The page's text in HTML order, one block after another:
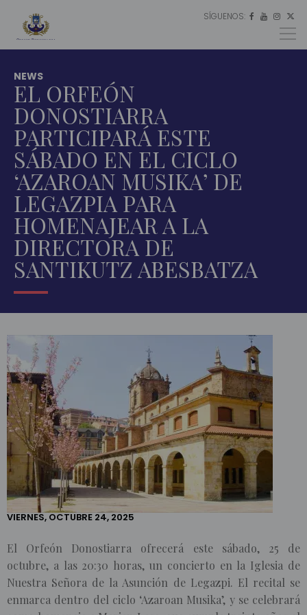
SÍGUENOS:    ES
EU
EN
NEWS
EL ORFEÓN
DONOSTIARRA
PARTICIPARÁ ESTE
SÁBADO EN EL CICLO
‘AZAROAN MUSIKA’ DE
LEGAZPIA PARA
HOMENAJEAR A LA
DIRECTORA DE
SANTIKUTZ ABESBATZA
INICIO
ACTUALIDAD
NOTICIAS
EL ORFEÓN
DONOSTIARRA
PARTICIPARÁ
ESTE SÁBADO
EN EL CICLO
‘AZAROAN
MUSIKA’ DE
LEGAZPIA
HOMENAJEAR
A LA
DE SANTIKUTZ
ABESBATZA
VIERNES, OCTUBRE 24, 2025
El Orfeón Donostiarra ofrecerá este sábado, 25 de
octubre, a las 20:30 horas, un concierto en la Iglesia de
Nuestra Señora de la Asunción de Legazpi. El recital se
enmarca dentro del ciclo ‘Azaroan Musika’, y se celebrará